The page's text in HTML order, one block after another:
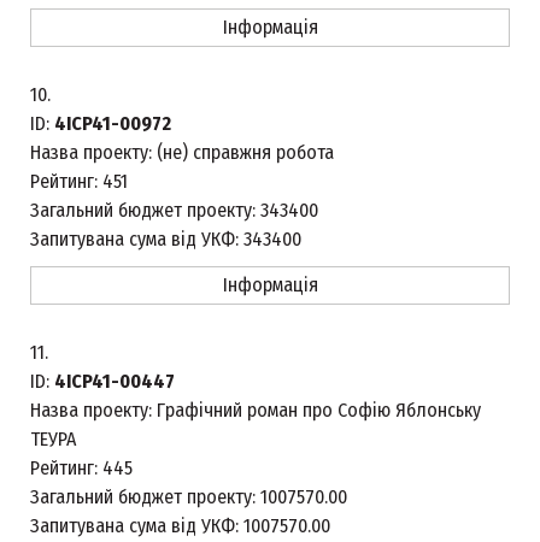
Інформація
10.
ID: 4ICP41-00972
Назва проекту: (не) справжня робота
Рейтинг: 451
Загальний бюджет проекту: 343400
Запитувана сума від УКФ: 343400
Інформація
11.
ID: 4ICP41-00447
Назва проекту: Графічний роман про Софію Яблонську
ТЕУРА
Рейтинг: 445
Загальний бюджет проекту: 1007570.00
Запитувана сума від УКФ: 1007570.00